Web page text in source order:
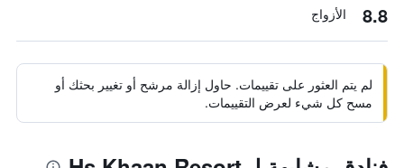
8.8 الأزواج
لم يتم العثور على تقييمات. حاول إزالة مرشح أو تغيير بحثك أو
مسح كل شيء لعرض التقييمات.